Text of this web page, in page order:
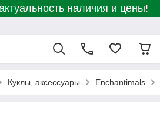
наличия и цены!
Куклы, аксессуары Enchantimals